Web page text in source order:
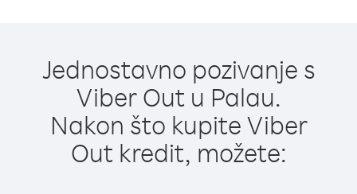
Jednostavno pozivanje s
Viber Out u Palau.
Nakon što kupite Viber
Out kredit, možete: